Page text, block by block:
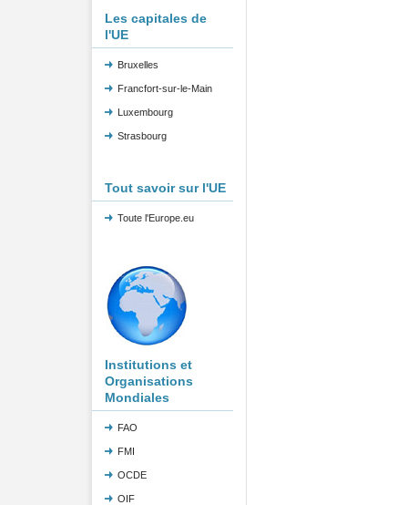
Les capitales de
l'UE
Bruxelles
Francfort-sur-le-Main
Luxembourg
Strasbourg
Tout savoir sur l'UE
Toute l'Europe.eu
Institutions et
Organisations
Mondiales
FAO
FMI
OCDE
OIF